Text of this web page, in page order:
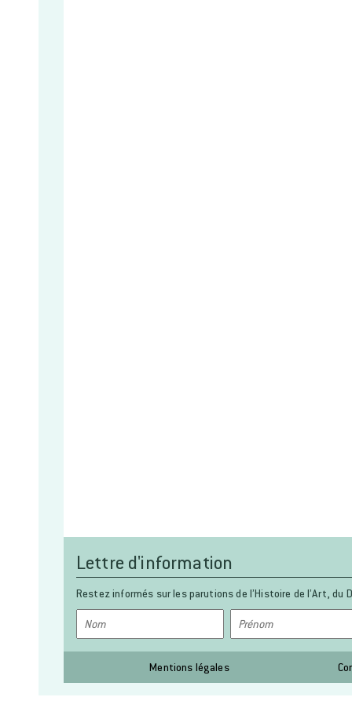
Lettre d'information
Restez informés sur les parutions de l’Histoire de l’Art, du
Mentions légales